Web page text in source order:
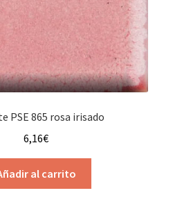
PSE 865 rosa irisado
6,16€
al carrito